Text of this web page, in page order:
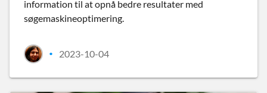
information til at opnå bedre resultater med
søgemaskineoptimering.
• 2023-10-04